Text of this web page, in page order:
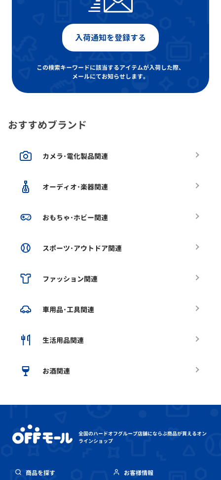
入荷通知を登録する
この検索キーワードに該当するアイテムが入荷した際、
メールにてお知らせします。
おすすめブランド
カメラ･電化製品関連
オーディオ･楽器関連
おもちゃ･ホビー関連
スポーツ･アウトドア関連
ファッション関連
車用品･工具関連
生活用品関連
お酒関連
全国のハードオフグループ店舗にならぶ商品が買えるオン
ラインショップ
商品を探す お客様情報